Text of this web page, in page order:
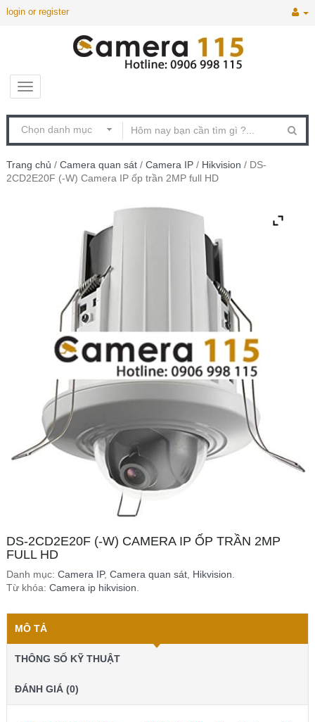
login or register
Trang chủ / Camera quan sát / Camera IP / Hikvision / DS-
2CD2E20F (-W) Camera IP ốp trần 2MP full HD
DS-2CD2E20F (-W) CAMERA IP ỐP TRẦN 2MP
FULL HD
Danh mục: Camera IP, Camera quan sát Hikvision
Từ khóa: Camera ip hikvision
MÔ TẢ
THÔNG SỐ KỸ THUẬT
ĐÁNH GIÁ (0)